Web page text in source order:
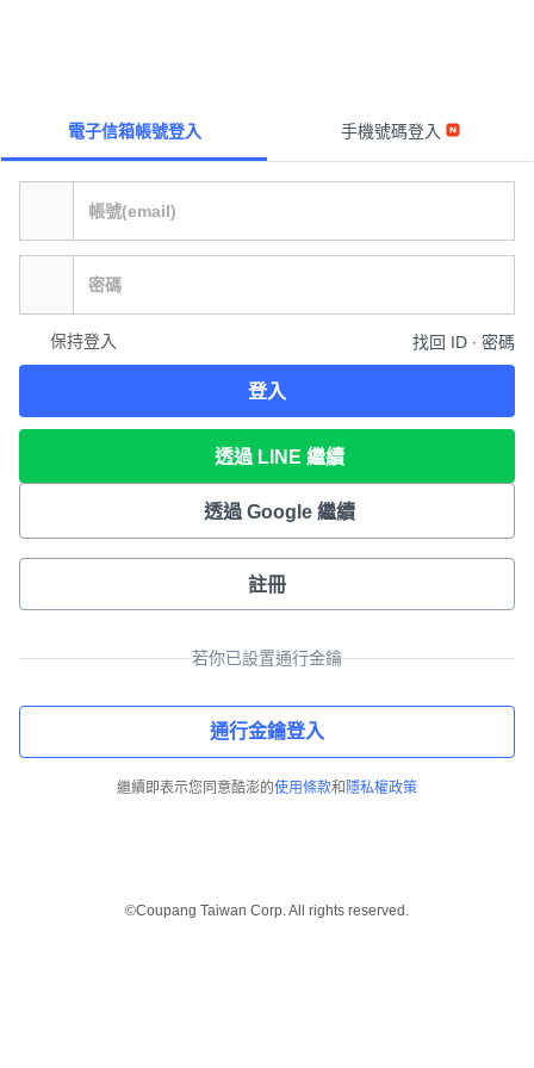
電子信箱帳號登入 手機號碼登入
保持登入 找回 ID ∙ 密碼
登入
透過 LINE 繼續
透過 Google 繼續
註冊
若你已設置通行金鑰
通行金鑰登入
繼續即表示您同意酷澎的使用條款和 隱私權政策
©Coupang Taiwan Corp. All rights reserved.